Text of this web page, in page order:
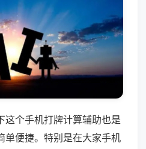
这个手机打牌计算辅助也是
单便捷。特别是在大家手机